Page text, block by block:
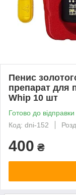
Пенис
препарат для
Whip 10 шт
Готово до відправки
Код: dni-152
400 ₴